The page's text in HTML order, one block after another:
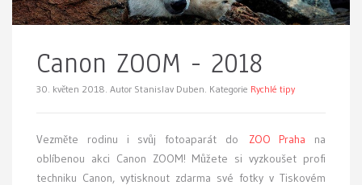
Canon ZOOM - 2018
30. květen 2018. Autor Stanislav Duben. Kategorie Rychlé tipy
Vezměte rodinu i svůj fotoaparát do ZOO Praha na
oblíbenou akci Canon ZOOM! Můžete si vyzkoušet profi
techniku Canon, vytisknout zdarma své fotky v Tiskovém